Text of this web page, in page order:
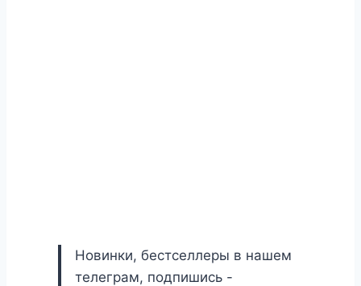
Новинки, бестселлеры в нашем
телеграм, подпишись -